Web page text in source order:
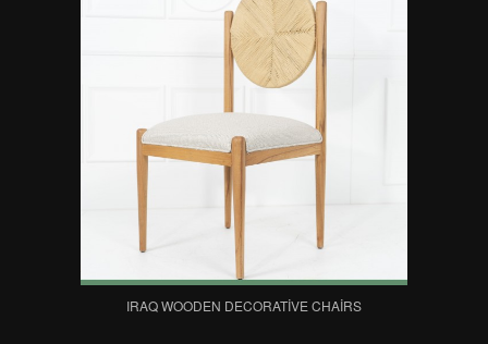
IRAQ WOODEN DECORATIVE CHAIRS